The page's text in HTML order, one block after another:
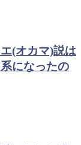
(オカマ)説は
になったの